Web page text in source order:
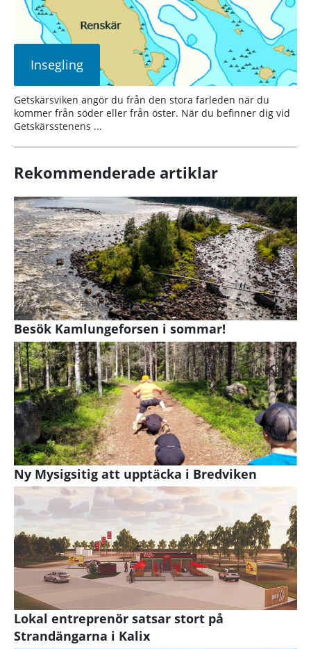
Insegling
Getskärsviken angör du från den stora farleden när du
kommer från söder eller från öster. När du befinner dig vid
Getskärsstenens ...
Rekommenderade artiklar
Besök Kamlungeforsen i sommar!
Ny Mysigsitig att upptäcka i Bredviken
Lokal entreprenör satsar stort på
Strandängarna i Kalix